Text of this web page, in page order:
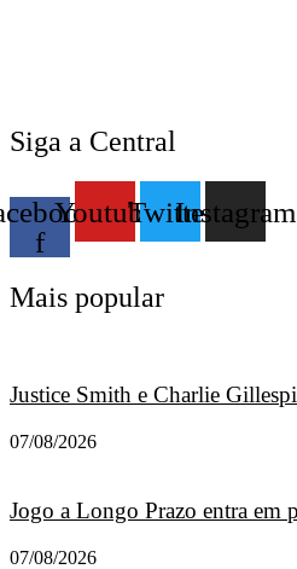
Siga a Central
f
YoutubeTwitterInstagram
Mais popular
Justice Smith e Charlie
07/08/2026
Jogo a Longo Prazo entra em
07/08/2026